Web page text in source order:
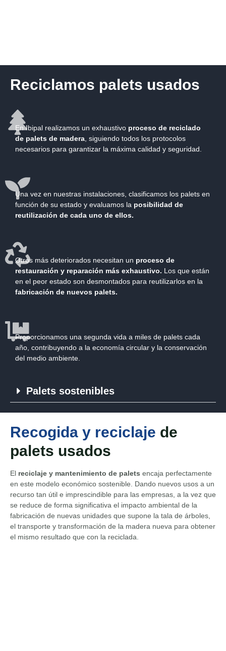
Reciclamos palets usados
En Ibipal realizamos un exhaustivo proceso de reciclado
de palets de madera, siguiendo todos los protocolos
necesarios para garantizar la máxima calidad y seguridad.
Una vez en nuestras instalaciones, clasificamos los palets en
función de su estado y evaluamos la posibilidad de
reutilización de cada uno de ellos.
Otros más deteriorados necesitan un proceso de
restauración y reparación más exhaustivo. Los que están
en el peor estado son desmontados para reutilizarlos en la
fabricación de nuevos palets.
Proporcionamos una segunda vida a miles de palets cada
año, contribuyendo a la economía circular y la conservación
del medio ambiente.
Palets sostenibles
Recogida y reciclaje de
palets usados
El reciclaje y mantenimiento de palets encaja perfectamente
en este modelo económico sostenible. Dando nuevos usos a un
recurso tan útil e imprescindible para las empresas, a la vez que
se reduce de forma significativa el impacto ambiental de la
fabricación de nuevas unidades que supone la tala de árboles,
el transporte y transformación de la madera nueva para obtener
el mismo resultado que con la reciclada.